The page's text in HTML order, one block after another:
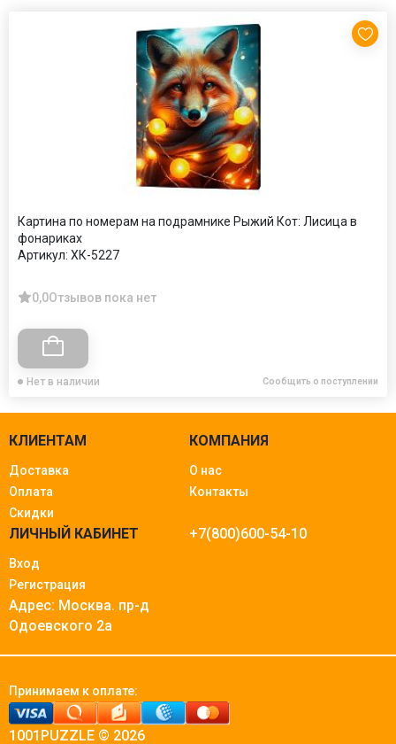
Картина по номерам на подрамнике Рыжий Кот: Лисица в
фонариках
Артикул: ХК-5227
0,0Отзывов пока нет
Нет в наличии Сообщить о поступлении
КЛИЕНТАМ
Доставка
Оплата
Скидки
КОМПАНИЯ
О нас
Контакты
ЛИЧНЫЙ КАБИНЕТ
Вход
Регистрация
+7(800)600-54-10
Адрес: Москва. пр-д
Одоевского 2а
1001PUZZLE © 2026
Принимаем к оплате: